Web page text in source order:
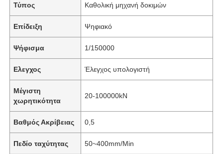
Τύπος Καθολική μηχανή δοκιμών
Επίδειξη Ψηφιακό
Ψήφισμα 1/150000
Ελεγχος Έλεγχος υπολογιστή
Μέγιστη
χωρητικότητα
20-100000kN
Βαθμός Ακρίβειας 0,5
Πεδίο ταχύτητας 50~400mm/Min